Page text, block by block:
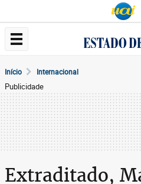
Início Internacional
Publicidade
Extraditado,